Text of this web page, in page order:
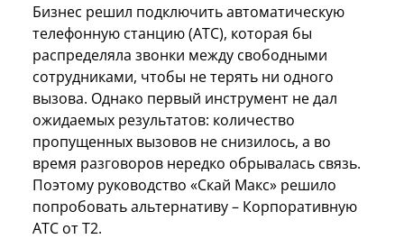
Бизнес решил подключить автоматическую
телефонную станцию (АТС), которая бы
распределяла звонки между свободными
сотрудниками, чтобы не терять ни одного
вызова. Однако первый инструмент не дал
ожидаемых результатов: количество
пропущенных вызовов не снизилось, а во
время разговоров нередко обрывалась связь.
Поэтому руководство «Скай Макс» решило
попробовать альтернативу – Корпоративную
АТС от Т2.